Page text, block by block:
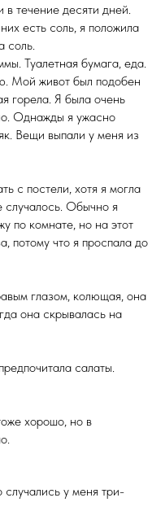
в течение десяти дней.
есть соль, я положила
соль.
Туалетная бумага, еда.
Мой живот был подобен
горела. Я была очень
Однажды я ужасно
Вещи выпали у меня из
с постели, хотя я могла
случалось. Обычно я
по комнате, но на этот
потому что я проспала до
глазом, колющая, она
она скрывалась на
салаты.
хорошо, но в
у меня три-